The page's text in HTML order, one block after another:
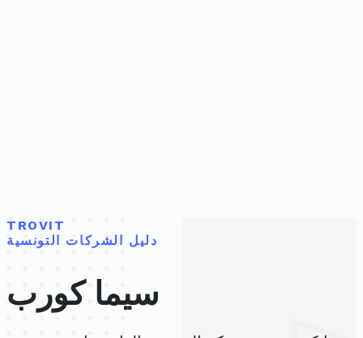
TROVIT
دليل الشركات التونسية
سيما كورب